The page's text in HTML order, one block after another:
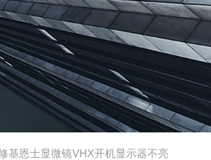
基恩士显微镜VHX开机显示器不亮